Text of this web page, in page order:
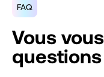
FAQ
Vous